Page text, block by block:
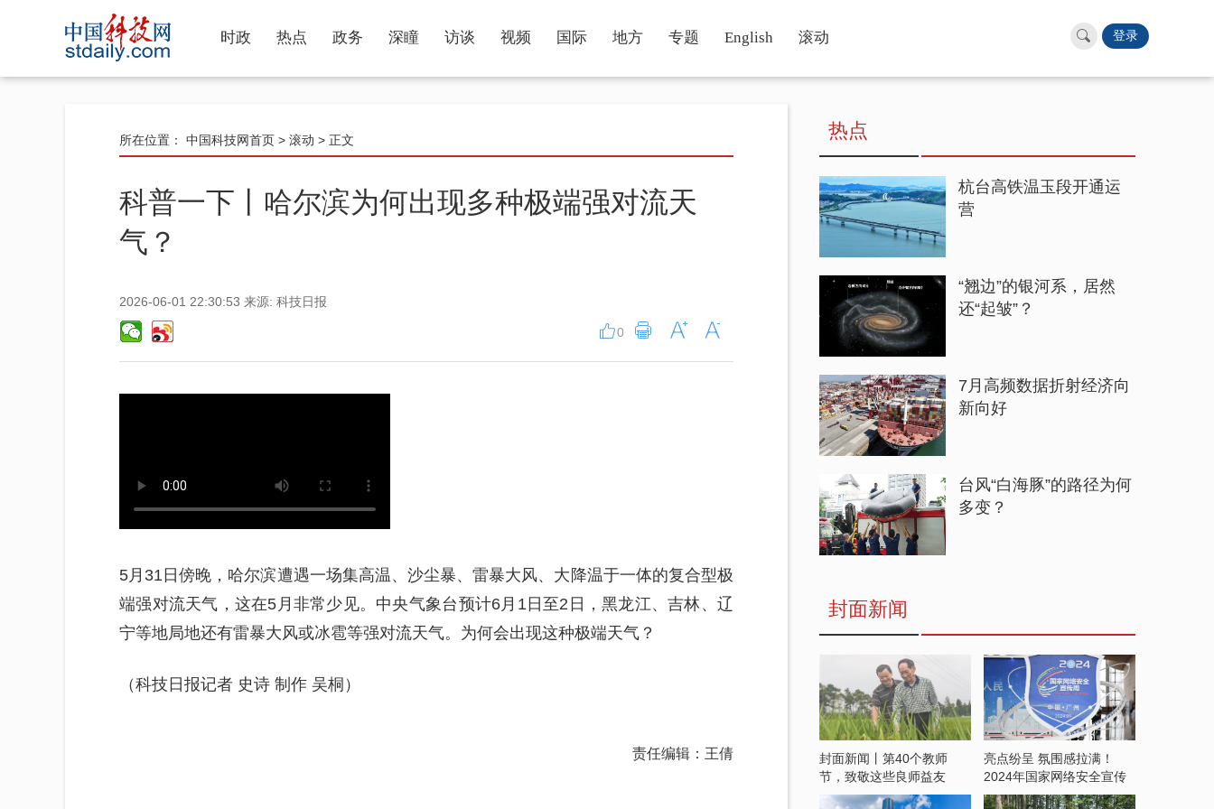
时政 热点 政务 深瞳 访谈 视频 国际 地方 专题 English 滚动 登录
所在位置： 中国科技网首页 > 滚动 > 正文
科普一下丨哈尔滨为何出现多种极端强对流天
气？
2026-06-01 22:30:53 来源: 科技日报
0
5月31日傍晚，哈尔滨遭遇一场集高温、沙尘暴、雷暴大风、大降温于一体的复合型极
端强对流天气，这在5月非常少见。中央气象台预计6月1日至2日，黑龙江、吉林、辽
宁等地局地还有雷暴大风或冰雹等强对流天气。为何会出现这种极端天气？
（科技日报记者 史诗 制作 吴桐）
责任编辑：王倩
热点
杭台高铁温玉段开通运
营
“翘边”的银河系，居然
还“起皱”？
7月高频数据折射经济向
新向好
台风“白海豚”的路径为何
多变？
封面新闻
封面新闻丨第40个教师
节，致敬这些良师益友
亮点纷呈 氛围感拉满！
2024年国家网络安全宣传
周开启